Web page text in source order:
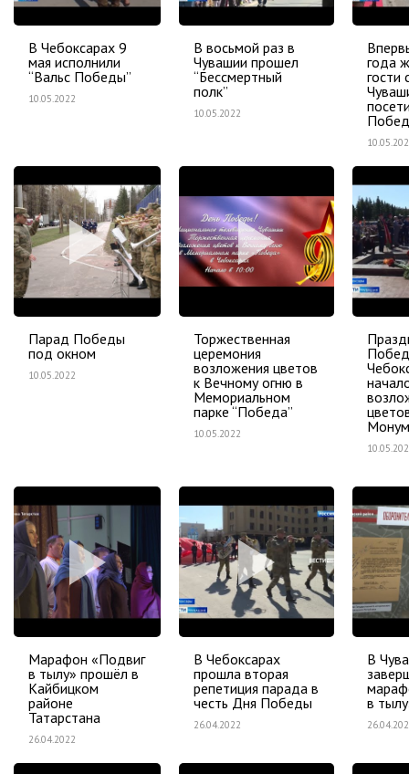
В Чебоксарах 9
мая исполнили
“Вальс Победы”
10.05.2022
В восьмой раз в
Чувашии прошел
“Бессмертный
полк”
10.05.2022
года
гости
Парад Победы
под окном
10.05.2022
Торжественная
церемония
возложения цветов
к Вечному огню в
Мемориальном
парке “Победа”
10.05.2022
Марафон «Подвиг
в тылу» прошёл в
Кайбицком
районе
Татарстана
26.04.2022
В Чебоксарах
прошла вторая
репетиция парада в
честь Дня Победы
26.04.2022
В
в